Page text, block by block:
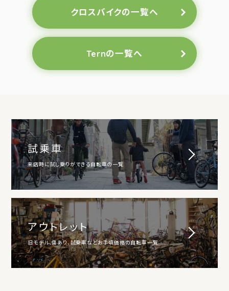
クロスバイクの一覧へ
Ternの一覧へ
試乗車
来店時に試し乗りができる自転車の一覧
アウトレット
旧モデル、傷あり、試乗車などお手頃価格の自転車一覧